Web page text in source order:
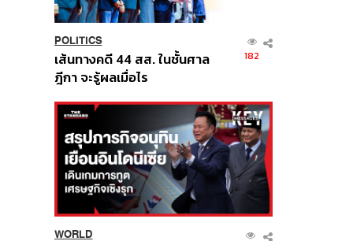
POLITICS
เส้นทางคดี 44 สส. ในชั้นศาล
ฎีกา จะรู้ผลเมื่อไร
182
WORLD